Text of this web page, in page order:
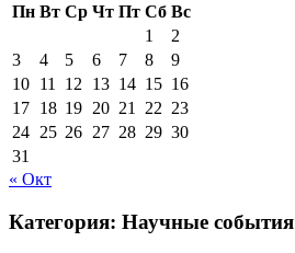
Пн Вт Ср Чт Пт Сб Вс
1
2
3
4 5 6 7 8
9
10 11 12 13 14 15 16
17 18 19 20 21 22 23
24 25 26 27 28 29 30
31
« Окт
Категория: Научные события